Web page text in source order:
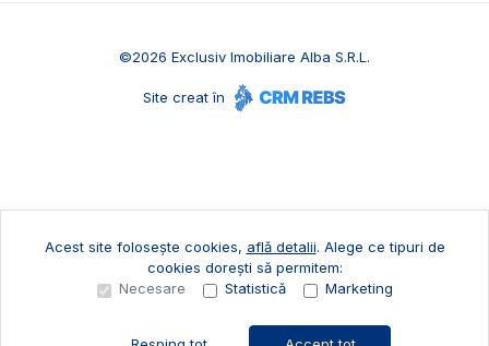
©2026 Exclusiv Imobiliare Alba S.R.L.
Site creat în
Acest site folosește cookies, află detalii. Alege ce tipuri de
cookies dorești să permitem:
Necesare
Statistică Marketing